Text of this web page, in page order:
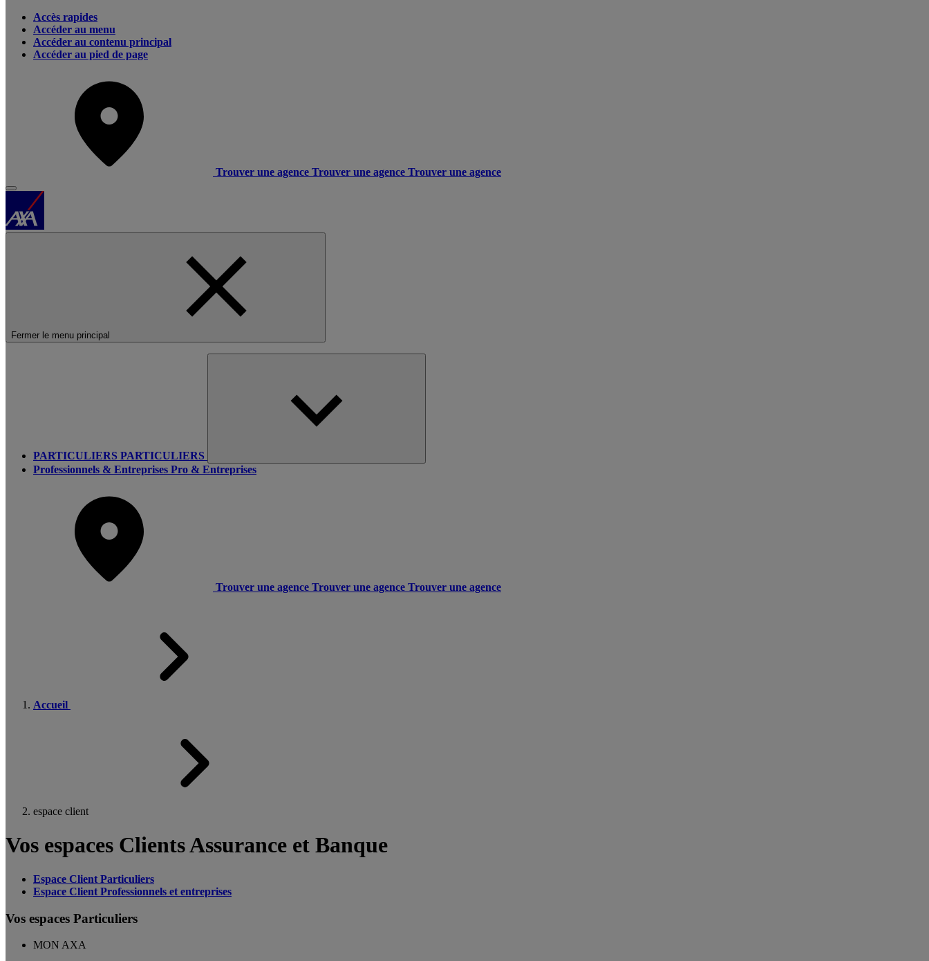
Accès rapides
Accéder au menu
Accéder au contenu principal
Accéder au pied de page
Trouver une agence Trouver une agence Trouver une agence
Fermer le menu principal
PARTICULIERS PARTICULIERS
Professionnels & Entreprises Pro & Entreprises
Trouver une agence Trouver une agence Trouver une agence
Accueil
espace client
Vos espaces Clients Assurance et Banque
Espace Client Particuliers
Espace Client Professionnels et entreprises
Vos espaces Particuliers
MON AXA